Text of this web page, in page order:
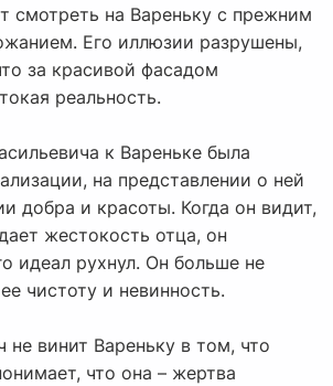
смотреть на Вареньку с прежним
Его иллюзии разрушены,
за красивой фасадом
реальность.
к Вареньке была
на представлении о ней
добра и красоты. Когда он видит,
жестокость отца, он
идеал рухнул. Он больше не
чистоту и невинность.
не винит Вареньку в том, что
что она – жертва